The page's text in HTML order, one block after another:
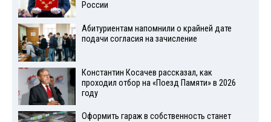
России
Абитуриентам напомнили о крайней дате
подачи согласия на зачисление
Константин Косачев рассказал, как
проходил отбор на «Поезд Памяти» в 2026
году
Оформить гараж в собственность станет